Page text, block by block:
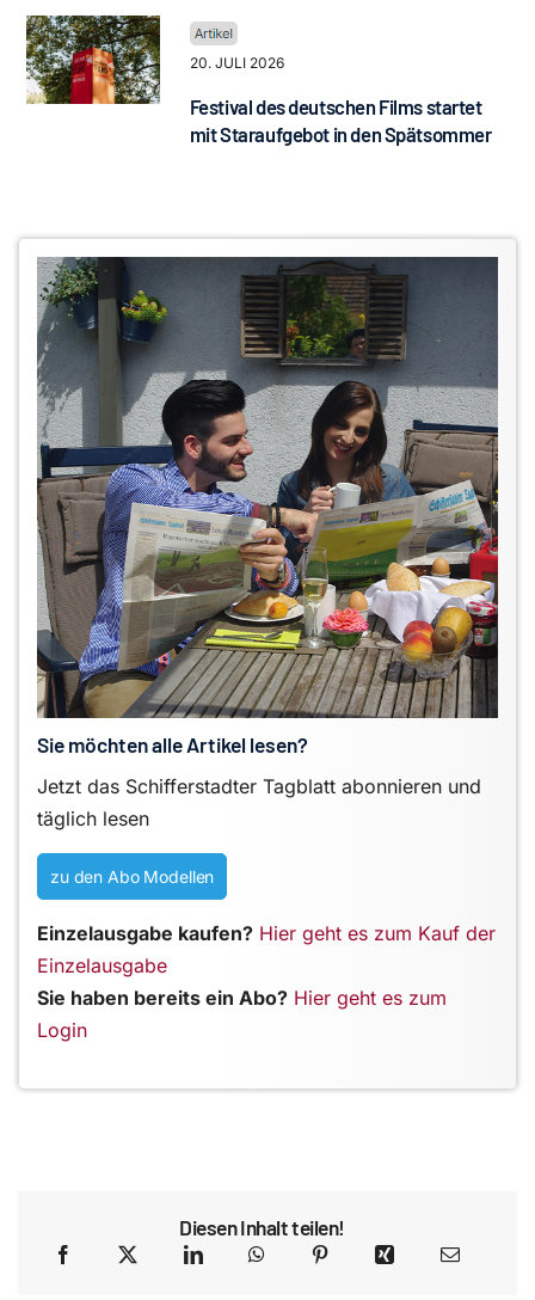
20. JULI 2026
Festival des deutschen Films startet
mit Staraufgebot in den Spätsommer
Sie möchten alle Artikel lesen?
Jetzt das Schifferstadter Tagblatt abonnieren und
täglich lesen
zu den Abo Modellen
Einzelausgabe kaufen? Hier geht es zum Kauf der
Einzelausgabe
Sie haben bereits ein Abo? Hier geht es zum
Login
Diesen Inhalt teilen!